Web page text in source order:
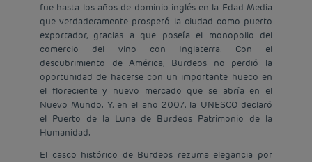
fue hasta los años de dominio inglés en la Edad Media
que verdaderamente prosperó la ciudad como puerto
exportador, gracias a que poseía el monopolio del
comercio del vino con Inglaterra. Con el
descubrimiento de América, Burdeos no perdió la
oportunidad de hacerse con un importante hueco en
el floreciente y nuevo mercado que se abría en el
Nuevo Mundo. Y, en el año 2007, la UNESCO declaró
el Puerto de la Luna de Burdeos Patrimonio de la
Humanidad.
El casco histórico de Burdeos rezuma elegancia por